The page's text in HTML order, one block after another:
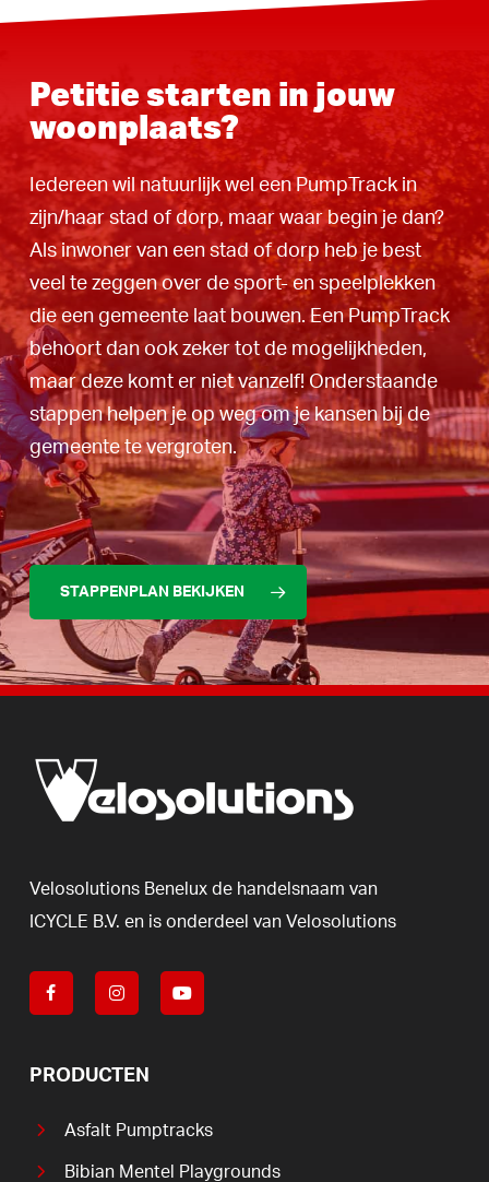
Petitie starten in jouw
woonplaats?
Iedereen wil natuurlijk wel een PumpTrack in
zijn/haar stad of dorp, maar waar begin je dan?
Als inwoner van een stad of dorp heb je best
veel te zeggen over de sport- en speelplekken
die een gemeente laat bouwen. Een PumpTrack
behoort dan ook zeker tot de mogelijkheden,
maar deze komt er niet vanzelf! Onderstaande
stappen helpen je op weg om je kansen bij de
gemeente te vergroten.
STAPPENPLAN BEKIJKEN
Velosolutions Benelux de handelsnaam van
ICYCLE B.V. en is onderdeel van Velosolutions
PRODUCTEN
Asfalt Pumptracks
Bibian Mentel Playgrounds